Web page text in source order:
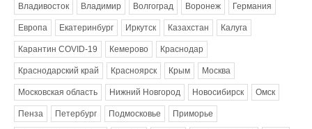
Владивосток Владимир Волгоград Воронеж Германия
Европа Екатеринбург Иркутск Казахстан Калуга
Карантин COVID-19 Кемерово Краснодар
Краснодарский край Красноярск Крым Москва
Московская область Нижний Новгород Новосибирск Омск
Пенза Петербург Подмосковье Приморье